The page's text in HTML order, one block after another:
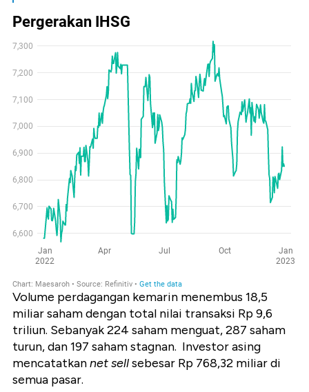
Volume perdagangan kemarin menembus 18,5
miliar saham dengan total nilai transaksi Rp 9,6
triliun. Sebanyak 224 saham menguat, 287 saham
turun, dan 197 saham stagnan. Investor asing
mencatatkannet sellsebesar Rp 768,32 miliar di
semua pasar.